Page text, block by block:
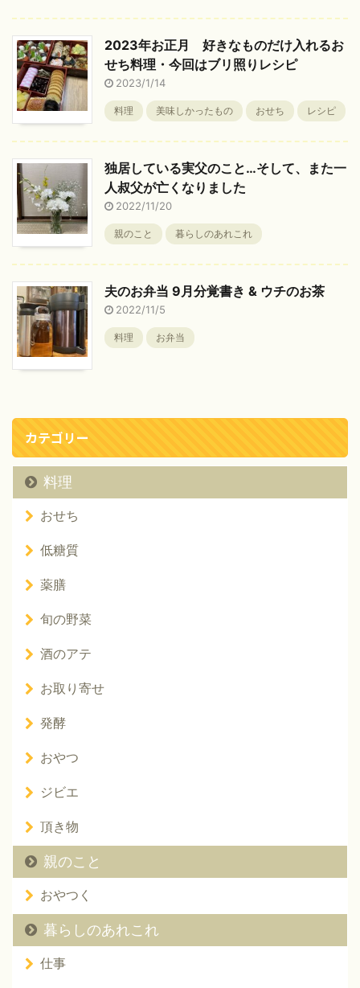
2023年お正月 好きなものだけ入れるお
せち料理・今回はブリ照りレシピ
2023/1/14
料理 美味しかったもの おせち レシピ
独居している実父のこと…そして、また一
人叔父が亡くなりました
2022/11/20
親のこと 暮らしのあれこれ
夫のお弁当 9月分覚書き & ウチのお茶
2022/11/5
料理 お弁当
カテゴリー
料理
おせち
低糖質
薬膳
旬の野菜
酒のアテ
お取り寄せ
発酵
おやつ
ジビエ
頂き物
親のこと
おやつく
暮らしのあれこれ
仕事